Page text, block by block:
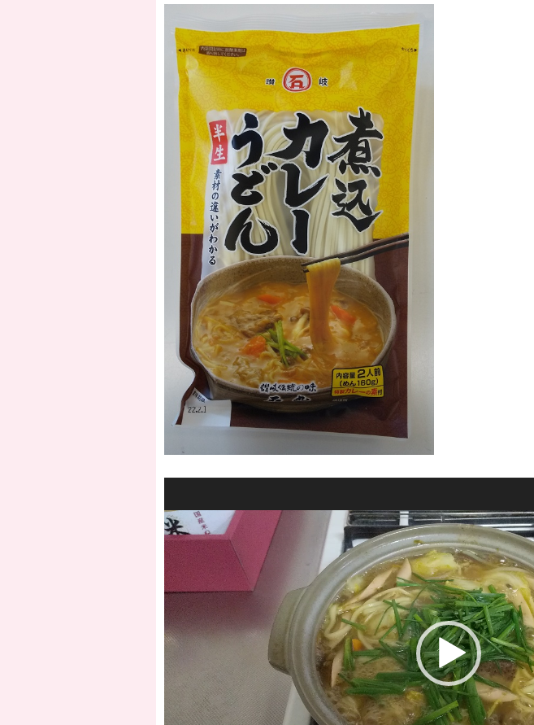
動
画
プ
レ
ー
ヤ
カレーはちょっぴり出汁も効いた和風味で、辛さは控えめです。
こちらもごはんの進む味付けです！
余った野菜や肉などを入れて煮込んで、一品にいかがでしょうか？
御歳暮向けに麺セットでのご提案もいたしております。
萱町本店、南晩田店双方にて販売いたしております！！
ぜひご賞味してみてください